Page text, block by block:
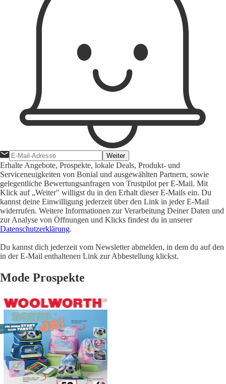
Weiter
Erhalte Angebote, Prospekte, lokale Deals, Produkt- und
Serviceneuigkeiten von Bonial und ausgewählten Partnern, sowie
gelegentliche Bewertungsanfragen von Trustpilot per E-Mail. Mit
Klick auf „Weiter" willigst du in den Erhalt dieser E-Mails ein. Du
kannst deine Einwilligung jederzeit über den Link in jeder E-Mail
widerrufen. Weitere Informationen zur Verarbeitung Deiner Daten und
zur Analyse von Öffnungen und Klicks findest du in unserer
Datenschutzerklärung.
Du kannst dich jederzeit vom Newsletter abmelden, in dem du auf den
in der E-Mail enthaltenen Link zur Abbestellung klickst.
Mode Prospekte